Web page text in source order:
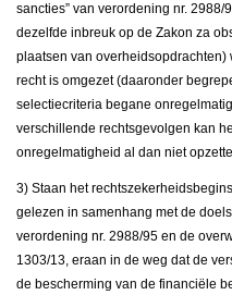
sancties” van verordening nr.
dezelfde inbreuk op de Zakon za
plaatsen van
recht is omgezet (daaronder
selectiecriteria begane
verschillende rechtsgevolgen kan
onregelmatigheid al dan niet
3) Staan het
gelezen in samenhang met de
verordening nr. 2988/95 en de
1303/13, eraan in de weg dat de
de bescherming van de financiële